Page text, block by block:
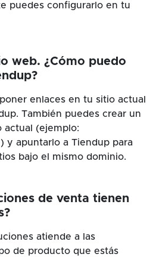
puedes configurarlo en tu
web. ¿Cómo puedo
enlaces en tu sitio actual
También puedes crear un
actual (ejemplo:
y apuntarlo a Tiendup para
bajo el mismo dominio.
de venta tienen
atiende a las
de producto que estás